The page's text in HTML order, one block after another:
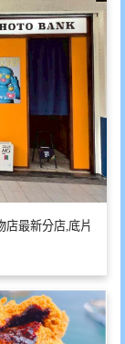
店最新分店,底片